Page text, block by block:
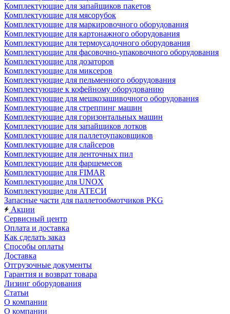
Комплектующие для запайщиков пакетов
Комплектующие для мясорубок
Комплектующие для маркировочного оборудования
Комплектующие для картонажного оборудования
Комплектующие для термоусадочного оборудования
Комплектующие для фасовочно-упаковочного оборудования
Комплектующие для дозаторов
Комплектующие для миксеров
Комплектующие для пельменного оборудования
Комплектующие к кофейному оборудованию
Комплектующие для мешкозашивочного оборудования
Комплектующие для стреппинг машин
Комплектующие для горизонтальных машин
Комплектующие для запайщиков лотков
Комплектующие для паллетоупаковщиков
Комплектующие для слайсеров
Комплектующие для ленточных пил
Комплектующие для фаршемесов
Комплектующие для FIMAR
Комплектующие для UNOX
Комплектующие для АТЕСИ
Запасные части для паллетообмотчиков PKG
Акции
Сервисный центр
Оплата и доставка
Как сделать заказ
Способы оплаты
Доставка
Отгрузочные документы
Гарантия и возврат товара
Лизинг оборудования
Статьи
О компании
О компании